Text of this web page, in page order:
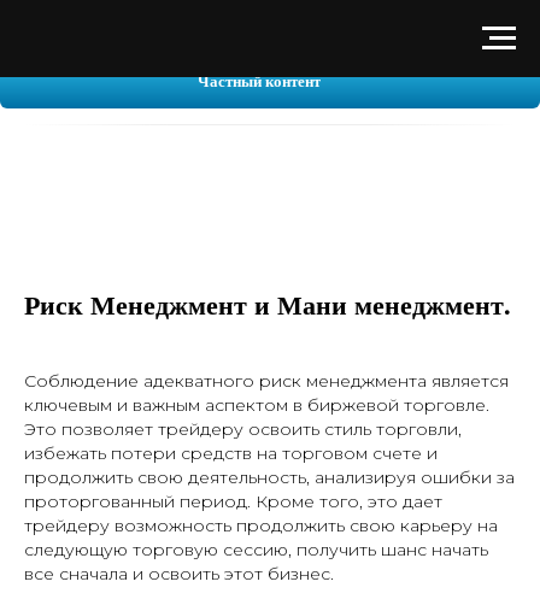
Частный контент
Риск Менеджмент и Мани менеджмент.
Соблюдение адекватного риск менеджмента является
ключевым и важным аспектом в биржевой торговле.
Это позволяет трейдеру освоить стиль торговли,
избежать потери средств на торговом счете и
продолжить свою деятельность, анализируя ошибки за
проторгованный период. Кроме того, это дает
трейдеру возможность продолжить свою карьеру на
следующую торговую сессию, получить шанс начать
все сначала и освоить этот бизнес.